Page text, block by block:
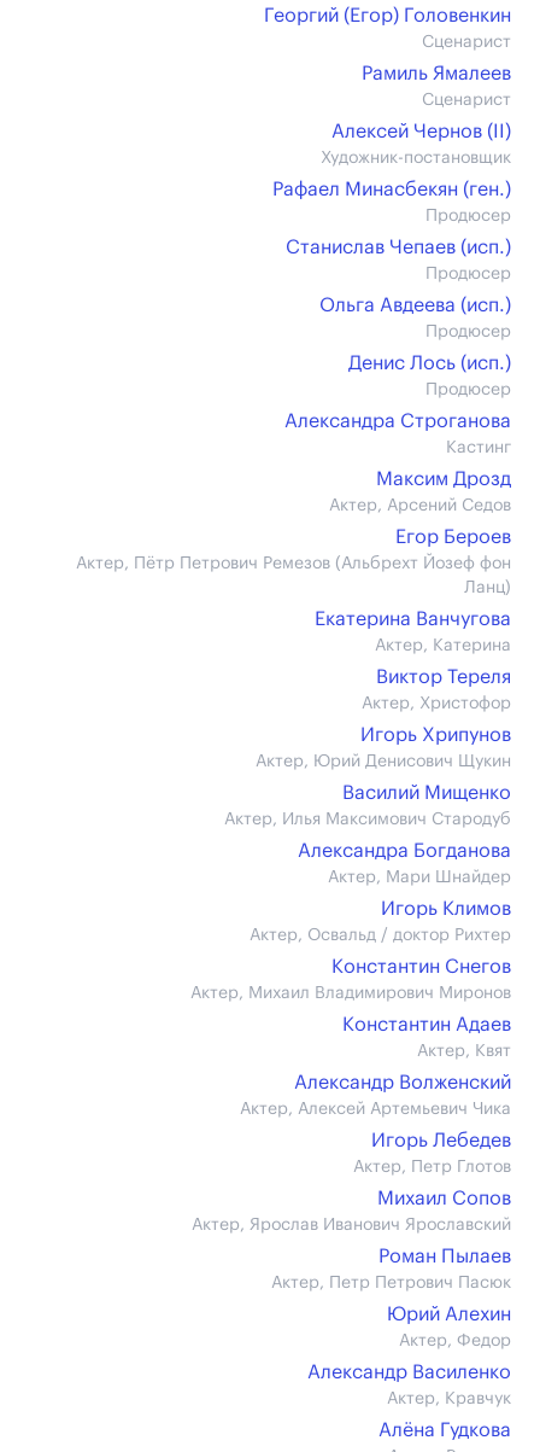
Георгий (Егор) Головенкин
Сценарист
Рамиль Ямалеев
Сценарист
Алексей Чернов (II)
Художник-постановщик
Рафаел Минасбекян (ген.)
Продюсер
Станислав Чепаев (иcп.)
Продюсер
Ольга Авдеева (иcп.)
Продюсер
Денис Лось (иcп.)
Продюсер
Александра Строганова
Кастинг
Максим Дрозд
Актер, Арсений Седов
Егор Бероев
Актер, Пётр Петрович Ремезов (Альбрехт Йозеф фон
Ланц)
Екатерина Ванчугова
Актер, Катерина
Виктор Тереля
Актер, Христофор
Игорь Хрипунов
Актер, Юрий Денисович Щукин
Василий Мищенко
Актер, Илья Максимович Стародуб
Александра Богданова
Актер, Мари Шнайдер
Игорь Климов
Актер, Освальд / доктор Рихтер
Константин Снегов
Актер, Михаил Владимирович Миронов
Константин Адаев
Актер, Квят
Александр Волженский
Актер, Алексей Артемьевич Чика
Игорь Лебедев
Актер, Петр Глотов
Михаил Сопов
Актер, Ярослав Иванович Ярославский
Роман Пылаев
Актер, Петр Петрович Пасюк
Юрий Алехин
Актер, Федор
Александр Василенко
Актер, Кравчук
Алёна Гудкова